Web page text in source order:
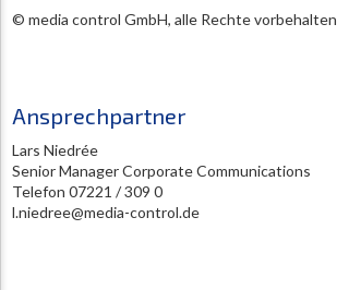
© media control GmbH, alle Rechte vorbehalten
Ansprechpartner
Lars Niedrée
Senior Manager Corporate Communications
Telefon 07221 / 309 0
l.niedree@media-control.de